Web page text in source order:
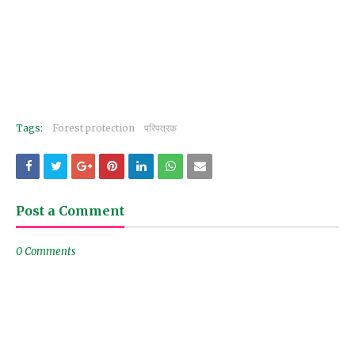
Tags: Forest protection परिपत्रक
Post a Comment
0 Comments